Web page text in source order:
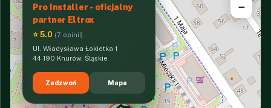
Pro Installer - oficjalny
partner Eltrox
⭐ 5.0 (7 opinii)
Ul. Władysława Łokietka 1
44-190 Knurów, Śląskie
Zadzwoń Mapa
−